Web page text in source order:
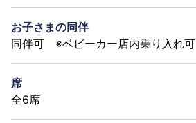
お子さまの同伴
同伴可 ※ベビーカー店内乗り入れ可
席
全6席